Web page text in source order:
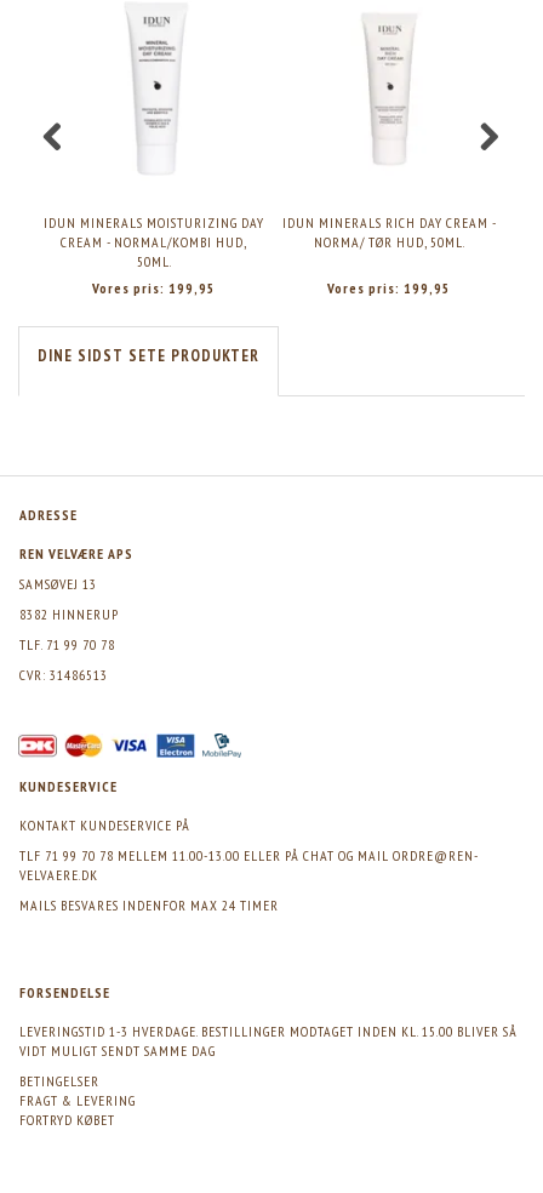
IDUN MINERALS MOISTURIZING DAY
CREAM - NORMAL/KOMBI HUD,
50ML.
Vores pris: 199,95
IDUN MINERALS RICH DAY CREAM -
NORMA/ TØR HUD, 50ML.
Vores pris: 199,95
DINE SIDST SETE PRODUKTER
ADRESSE
REN VELVÆRE APS
SAMSØVEJ 13
8382 HINNERUP
TLF. 71 99 70 78
CVR: 31486513
KUNDESERVICE
KONTAKT KUNDESERVICE PÅ
TLF 71 99 70 78 MELLEM 11.00-13.00 ELLER PÅ CHAT OG MAIL ORDRE@REN-
VELVAERE.DK
MAILS BESVARES INDENFOR MAX 24 TIMER
FORSENDELSE
LEVERINGSTID 1-3 HVERDAGE. BESTILLINGER MODTAGET INDEN KL. 15.00 BLIVER SÅ
VIDT MULIGT SENDT SAMME DAG
BETINGELSER
FRAGT & LEVERING
FORTRYD KØBET